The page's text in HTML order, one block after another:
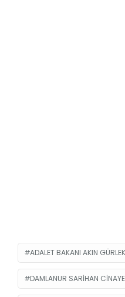
ADALET BAKANI AKIN
DAMLANUR SARIHAN